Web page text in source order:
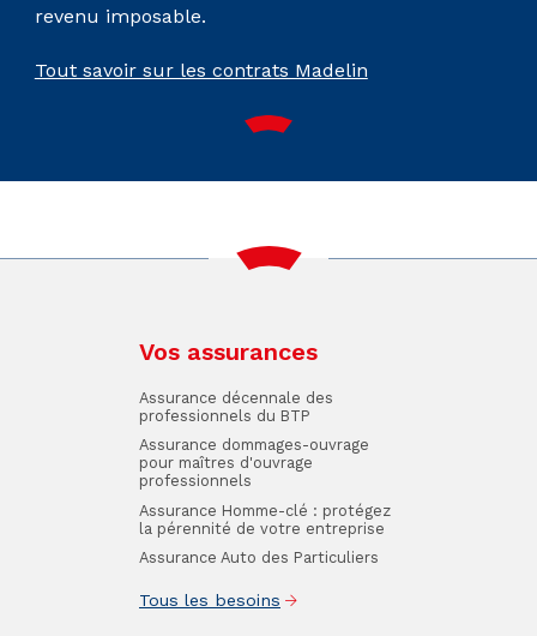
revenu imposable.
Tout savoir sur les contrats Madelin
Vos assurances
Assurance décennale des
professionnels du BTP
Assurance dommages-ouvrage
pour maîtres d'ouvrage
professionnels
Assurance Homme-clé : protégez
la pérennité de votre entreprise
Assurance Auto des Particuliers
Tous les besoins